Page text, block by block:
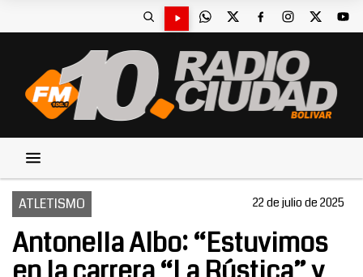
ATLETISMO 22 de julio de 2025
Antonella Albo: “Estuvimos